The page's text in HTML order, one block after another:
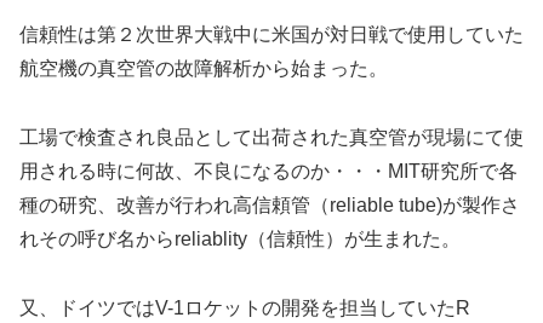
信頼性は第２次世界大戦中に米国が対日戦で使用していた
航空機の真空管の故障解析から始まった。
工場で検査され良品として出荷された真空管が現場にて使
用される時に何故、不良になるのか・・・MIT研究所で各
種の研究、改善が行われ高信頼管（reliable tube)が製作さ
れその呼び名からreliablity（信頼性）が生まれた。
又、ドイツではV-1ロケットの開発を担当していたR